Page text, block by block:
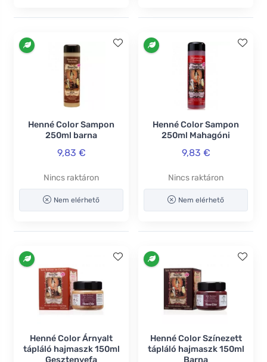
Henné Color Sampon
250ml barna
9,83 €
Nincs raktáron
Nem elérhető
Henné Color Sampon
250ml Mahagóni
9,83 €
Nincs raktáron
Nem elérhető
Henné Color Árnyalt
tápláló hajmaszk 150ml
Gesztenyefa
Henné Color Színezett
tápláló hajmaszk 150ml
Barna